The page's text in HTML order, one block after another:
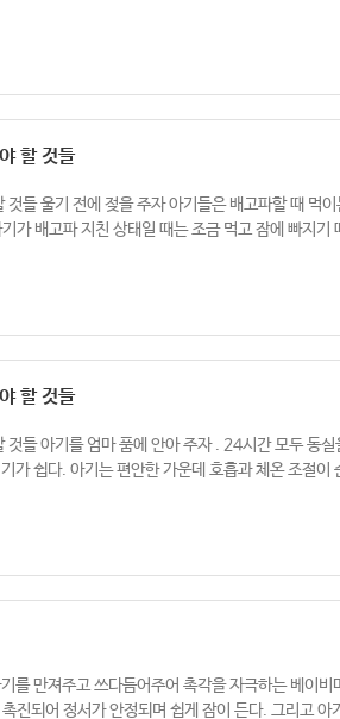
할 것들
것들 울기 전에 젖을 주자 아기들은 배고파할 때 먹
가 배고파 지친 상태일 때는 조금 먹고 잠에 빠지
할 것들
것들 아기를 엄마 품에 안아 주자 . 24시간 모두 동
가 쉽다. 아기는 편안한 가운데 호흡과 체온 조절
를 만져주고 쓰다듬어주어 촉각을 자극하는 베이
진되어 정서가 안정되며 쉽게 잠이 든다. 그리고